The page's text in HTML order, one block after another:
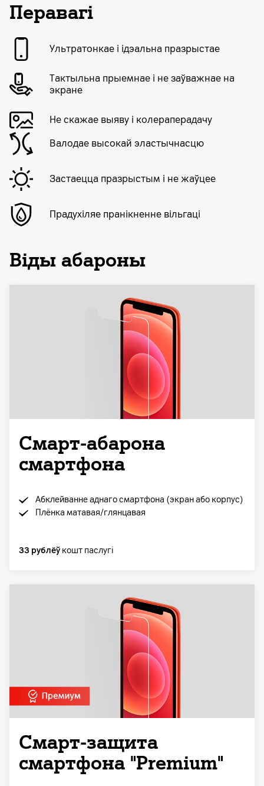
Перавагі
Ультратонкае і ідэальна празрыстае
Тактыльна прыемнае і не заўважнае на
экране
Не скажае выяву і колераперадачу
Валодае высокай эластычнасцю
Застаецца празрыстым і не жаўцее
Прадухіляе пранікненне вільгаці
Віды абароны
Смарт-абарона
смартфона
Абклейванне аднаго смартфона (экран або корпус)
Плёнка матавая/глянцавая
33 рублёў кошт паслугі
Смарт-защита
смартфона "Premium"